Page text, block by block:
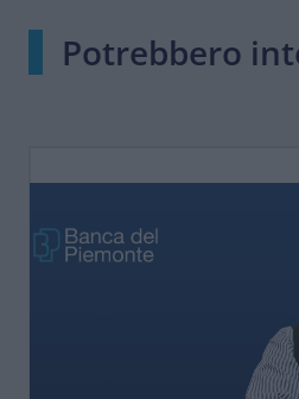
Potrebbero